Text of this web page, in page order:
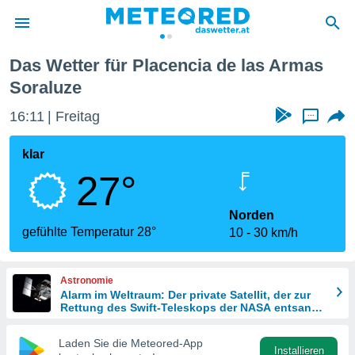
dass
von
diese
die
Das Wetter für Placencia de las Armas
Soraluze
16:11 Freitag ...
klar
27°
gefühlte Temperatur 28°
Norden
10
30 km/h
Astronomie
Alarm im Weltraum: Der private Satellit, der zur
Rettung des Swift-Teleskops der NASA entsandt
Laden Sie die Meteored-App
Installieren